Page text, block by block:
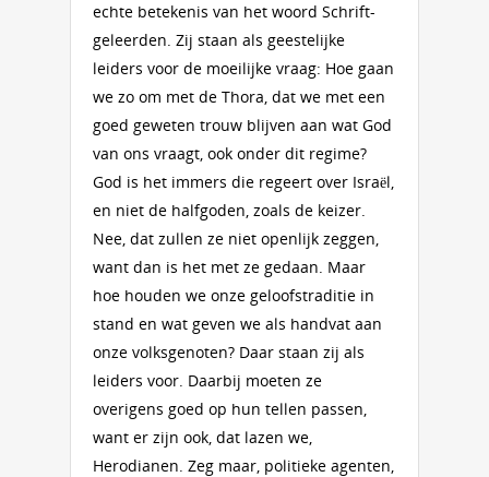
echte betekenis van het woord Schrift-
geleerden. Zij staan als geestelijke
leiders voor de moeilijke vraag: Hoe gaan
we zo om met de Thora, dat we met een
goed geweten trouw blijven aan wat God
van ons vraagt, ook onder dit regime?
God is het immers die regeert over Israël,
en niet de halfgoden, zoals de keizer.
Nee, dat zullen ze niet openlijk zeggen,
want dan is het met ze gedaan. Maar
hoe houden we onze geloofstraditie in
stand en wat geven we als handvat aan
onze volksgenoten? Daar staan zij als
leiders voor. Daarbij moeten ze
overigens goed op hun tellen passen,
want er zijn ook, dat lazen we,
Herodianen. Zeg maar, politieke agenten,